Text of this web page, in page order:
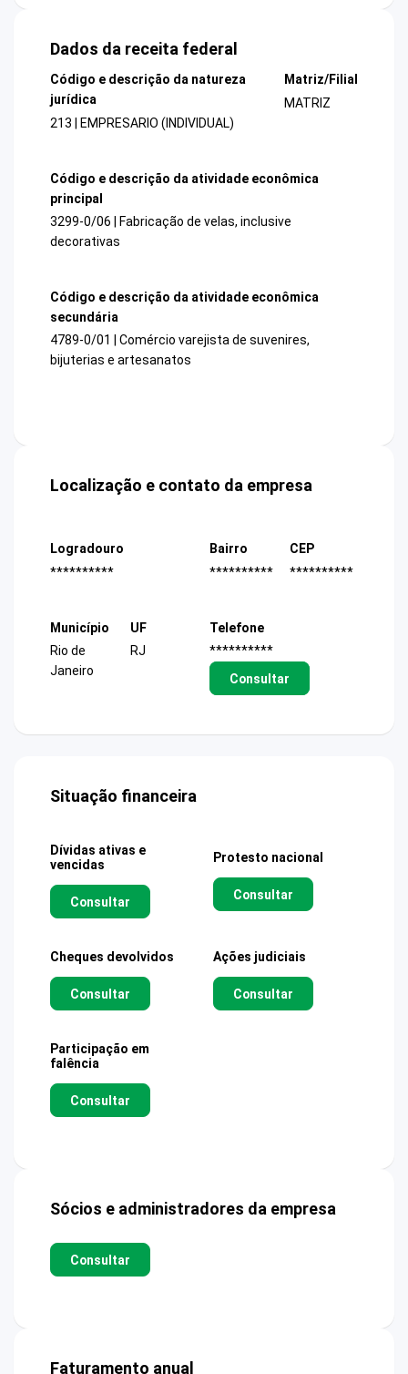
Dados da receita federal
Código e descrição da natureza
jurídica
213 | EMPRESARIO (INDIVIDUAL)
Matriz/Filial
MATRIZ
Código e descrição da atividade econômica
principal
3299-0/06 | Fabricação de velas, inclusive
decorativas
Código e descrição da atividade econômica
secundária
4789-0/01 | Comércio varejista de suvenires,
bijuterias e artesanatos
Localização e contato da empresa
Logradouro
**********
Bairro
**********
CEP
**********
Município
Rio de
Janeiro
UF
RJ
Telefone
**********
Consultar
Situação financeira
Dívidas ativas e
vencidas
Consultar
Protesto nacional
Consultar
Cheques devolvidos
Consultar
Ações judiciais
Consultar
Participação em
falência
Consultar
Sócios e administradores da empresa
Consultar
Faturamento anual